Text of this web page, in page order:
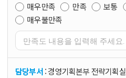
매우만족
만족 보통
매우불만족
담당부서: 경영기획본부 전략기획실